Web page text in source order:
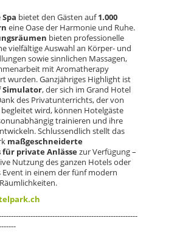
Spa bietet den Gästen auf1.000
eine Oase der Harmonie und Ruhe.
bieten professionelle
vielfältige Auswahl an Körper- und
sowie sinnlichen Massagen,
mit Aromatherapy
wurden. Ganzjähriges Highlight ist
Simulator, der sich im Grand Hotel
des Privatunterrichts, der von
wird, können Hotelgäste
trainieren und ihre
Schlussendlich stellt das
maßgeschneiderte
private Anlässezur Verfügung –
Nutzung des ganzen Hotels oder
in einem der fünf modern